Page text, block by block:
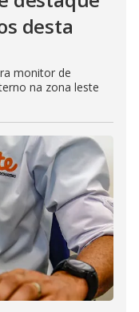
desta
monitor de
na zona leste